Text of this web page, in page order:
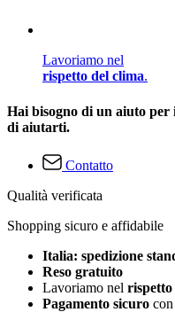
Lavoriamo nel
rispetto del clima.
Hai bisogno di un aiuto per
di aiutarti.
Contatto
Qualità verificata
Shopping sicuro e affidabile
Italia: spedizione
Reso gratuito
Lavoriamo nel rispetto
Pagamento sicuro